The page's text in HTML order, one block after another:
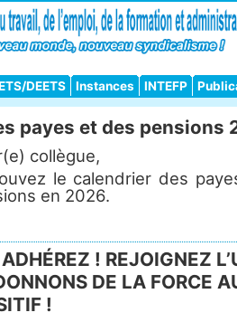
DEETS Instances INTEFP
payes et des pensions
collègue,
le calendrier des
en 2026.
! REJOIGNEZ
DE LA FORCE
!